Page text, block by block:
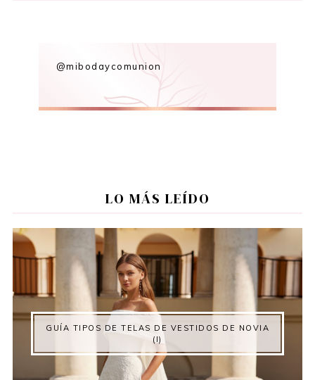
@mibodaycomunion
LO MÁS LEÍDO
GUÍA TIPOS DE TELAS DE VESTIDOS DE NOVIA
(I)